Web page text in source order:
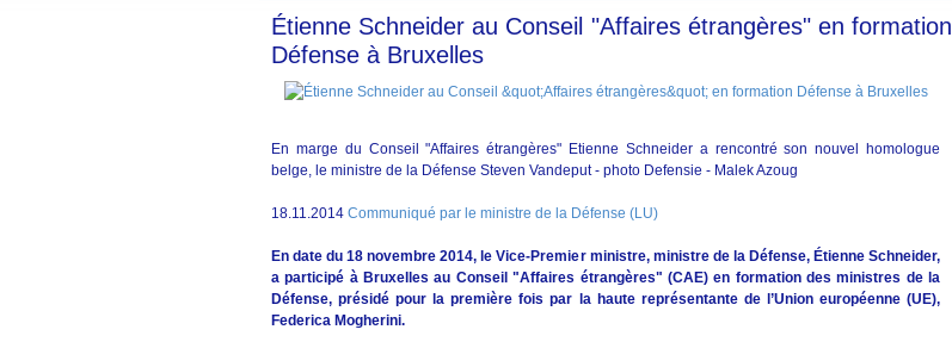
Étienne Schneider au Conseil "Affaires étrangères" en formation
Défense à Bruxelles
En marge du Conseil "Affaires étrangères" Etienne Schneider a rencontré son nouvel homologue
belge, le ministre de la Défense Steven Vandeput - photo Defensie - Malek Azoug
18.11.2014 Communiqué par le ministre de la Défense (LU)
En date du 18 novembre 2014, le Vice-Premier ministre, ministre de la Défense, Étienne Schneider,
a participé à Bruxelles au Conseil "Affaires étrangères" (CAE) en formation des ministres de la
Défense, présidé pour la première fois par la haute représentante de l’Union européenne (UE),
Federica Mogherini.